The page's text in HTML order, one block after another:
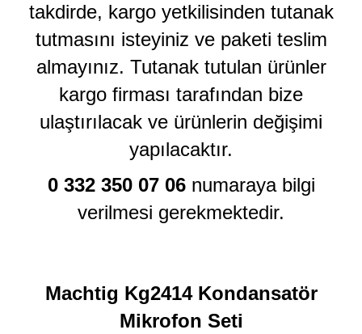
takdirde, kargo yetkilisinden tutanak
tutmasını isteyiniz ve paketi teslim
almayınız. Tutanak tutulan ürünler
kargo firması tarafından bize
ulaştırılacak ve ürünlerin değişimi
yapılacaktır.
0 332 350 07 06numaraya bilgi
verilmesi gerekmektedir.
Machtig Kg2414 Kondansatör
Mikrofon Seti